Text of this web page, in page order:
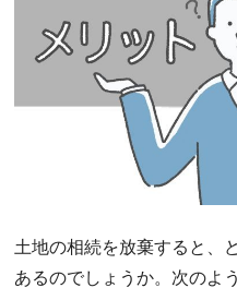
土地の相続を放棄すると、
あるのでしょうか。次のよ